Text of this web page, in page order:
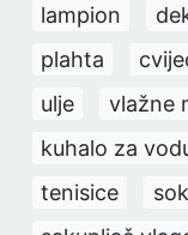
lampion
plahta
ulje
vlažne
kuhalo za
tenisice